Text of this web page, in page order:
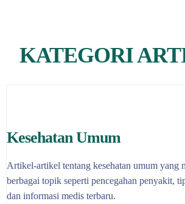
KATEGORI
Kesehatan Umum
Artikel-artikel tentang kesehatan umum yang
berbagai topik seperti pencegahan penyakit,
dan informasi medis terbaru.